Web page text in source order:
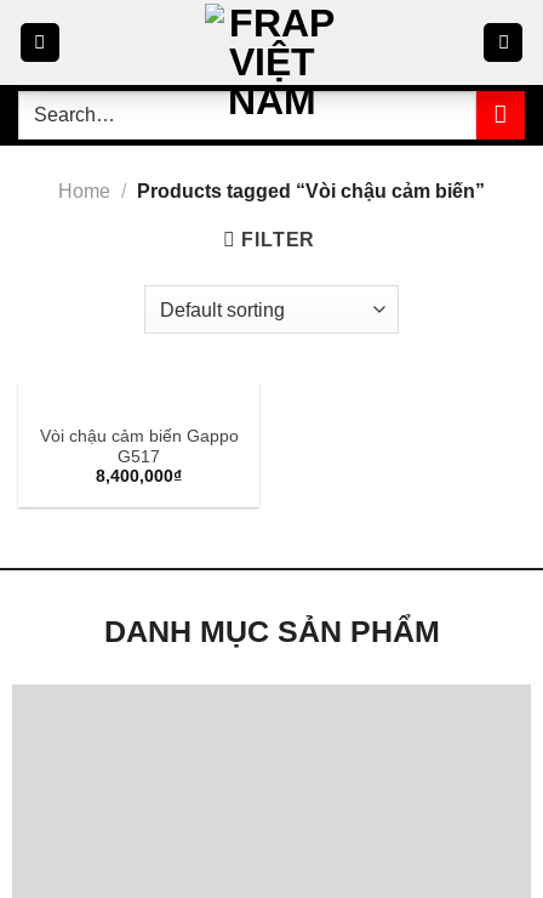
for:
Home / Products tagged “Vòi chậu cảm biến”
FILTER
Vòi chậu cảm biến Gappo
G517
8,400,000₫
DANH MỤC SẢN PHẨM